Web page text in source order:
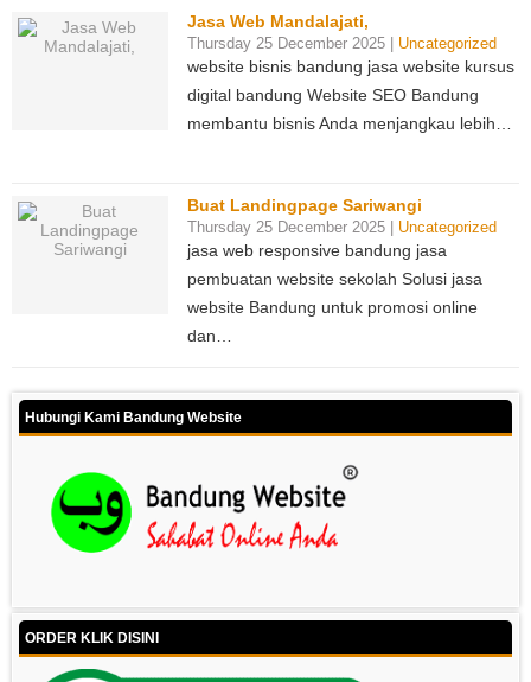
Jasa Web Mandalajati,
Thursday 25 December 2025 | Uncategorized
website bisnis bandung jasa website kursus
digital bandung Website SEO Bandung
membantu bisnis Anda menjangkau lebih…
Buat Landingpage Sariwangi
Thursday 25 December 2025 | Uncategorized
jasa web responsive bandung jasa
pembuatan website sekolah Solusi jasa
website Bandung untuk promosi online
dan…
Hubungi Kami Bandung Website
ORDER KLIK DISINI